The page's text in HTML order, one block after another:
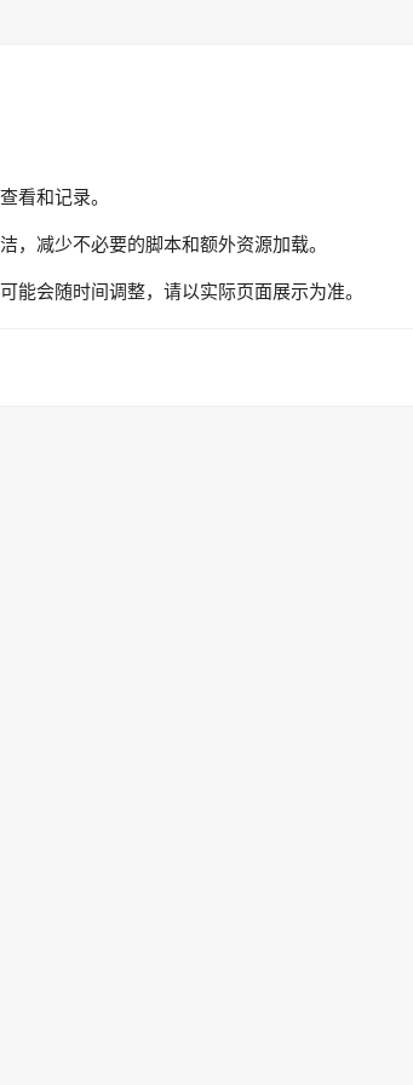
看和记录。
，减少不必要的脚本和额外资源加载。
能会随时间调整，请以实际页面展示为准。